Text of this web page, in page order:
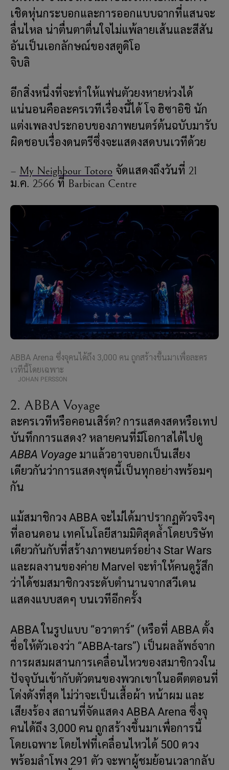
เชิดหุ่นกระบอกและการออกแบบฉากที่แสนจะ
ลื่นไหล น่าตื่นตาตื่นใจไม่แพ้ลายเส้นและสีสัน
อันเป็นเอกลักษณ์ของสตูดิโอ
จิบลิ
อีกสิ่งหนึ่งที่จะทำให้แฟนตัวยงหายห่วงได้
แน่นอนคือละครเวทีเรื่องนี้ได้ โจ ฮิซาอิชิ นัก
แต่งเพลงประกอบของภาพยนตร์ต้นฉบับมารับ
ผิดชอบเรื่องดนตรีซึ่งจะแสดงสดบนเวทีด้วย
– My Neighbour Totoro จัดแสดงถึงวันที่ 21
ม.ค. 2566 ที่ Barbican Centre
ABBA Arena ซึ่งจุคนได้ถึง 3,000 คน ถูกสร้างขึ้นมาเพื่อละคร
เวทีนี้โดยเฉพาะ
JOHAN PERSSON
2. ABBA Voyage
ละครเวทีหรือคอนเสิร์ต? การแสดงสดหรือเทป
บันทึกการแสดง? หลายคนที่มีโอกาสได้ไปดู
ABBA Voyage มาแล้วอาจบอกเป็นเสียง
เดียวกันว่าการแสดงชุดนี้เป็นทุกอย่างพร้อมๆ
กัน
แม้สมาชิกวง ABBA จะไม่ได้มาปรากฏตัวจริงๆ
ที่ลอนดอน เทคโนโลยีสามมิติสุดล้ำโดยบริษัท
เดียวกันกับที่สร้างภาพยนตร์อย่าง Star Wars
และผลงานของค่าย Marvel จะทำให้คนดูรู้สึก
ว่าได้ชมสมาชิกวงระดับตำนานจากสวีเดน
แสดงแบบสดๆ บนเวทีอีกครั้ง
ABBA ในรูปแบบ “อวาตาร์” (หรือที่ ABBA ตั้ง
ชื่อให้ตัวเองว่า “ABBA-tars”) เป็นผลลัพธ์จาก
การผสมผสานการเคลื่อนไหวของสมาชิกวงใน
ปัจจุบันเข้ากับตัวตนของพวกเขาในอดีตตอนที่
โด่งดังที่สุด ไม่ว่าจะเป็นเสื้อผ้า หน้าผม และ
เสียงร้อง สถานที่จัดแสดง ABBA Arena ซึ่งจุ
คนได้ถึง 3,000 คน ถูกสร้างขึ้นมาเพื่อการนี้
โดยเฉพาะ โดยไฟที่เคลื่อนไหวได้ 500 ดวง
พร้อมลำโพง 291 ตัว จะพาผู้ชมย้อนเวลากลับ